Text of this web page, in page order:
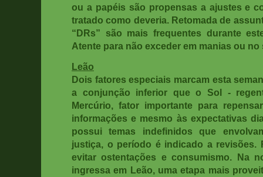
ou a papéis são propensas a ajustes e
tratado como deveria. Retomada de
“DRs” são mais frequentes durante
Atente para não exceder em manias ou
Leão
Dois fatores especiais marcam esta
a conjunção inferior que o Sol -
Mercúrio, fator importante para
informações e mesmo às expectativas
possui temas indefinidos que
justiça, o período é indicado a revisões.
evitar ostentações e consumismo. Na
ingressa em Leão, uma etapa mais